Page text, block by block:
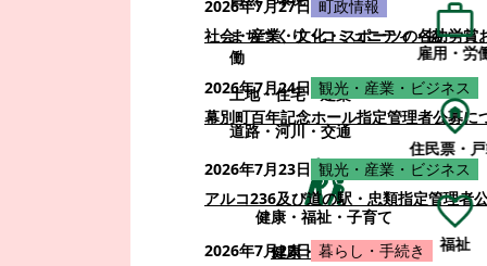
まちづくり・コミュニティ・協
働
土地・住宅・建築
道路・河川・交通
健康・福祉・子育て
健康・福祉・子育て
2026年7月27日 町政情報
社会・産業・文化・スポーツの各功労
2026年7月24日 観光・産業・ビジネス
幕別町百年記念ホール指定管理者公募に
2026年7月23日 観光・産業・ビジネス
アルコ236及び道の駅・忠類指定管理者
2026年7月22日 暮らし・手続き
雇用・労
住民票・
福祉